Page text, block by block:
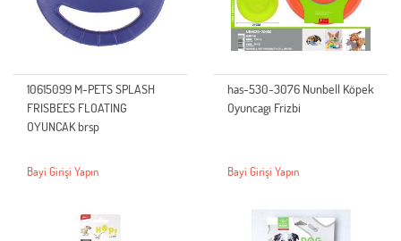
10615099 M-PETS SPLASH
FRISBEES FLOATING
OYUNCAK brsp
Bayi Girişi Yapın
has-530-3076 Nunbell Köpek
Oyuncagı Frizbi
Bayi Girişi Yapın